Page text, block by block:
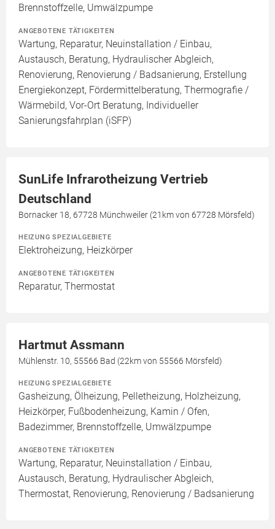
Brennstoffzelle, Umwälzpumpe
ANGEBOTENE TÄTIGKEITEN
Wartung, Reparatur, Neuinstallation / Einbau,
Austausch, Beratung, Hydraulischer Abgleich,
Renovierung, Renovierung / Badsanierung, Erstellung
Energiekonzept, Fördermittelberatung, Thermografie /
Wärmebild, Vor-Ort Beratung, Individueller
Sanierungsfahrplan (iSFP)
SunLife Infrarotheizung Vertrieb
Deutschland
Bornacker 18, 67728 Münchweiler (21km von 67728 Mörsfeld)
HEIZUNG SPEZIALGEBIETE
Elektroheizung, Heizkörper
ANGEBOTENE TÄTIGKEITEN
Reparatur, Thermostat
Hartmut Assmann
Mühlenstr. 10, 55566 Bad (22km von 55566 Mörsfeld)
HEIZUNG SPEZIALGEBIETE
Gasheizung, Ölheizung, Pelletheizung, Holzheizung,
Heizkörper, Fußbodenheizung, Kamin / Ofen,
Badezimmer, Brennstoffzelle, Umwälzpumpe
ANGEBOTENE TÄTIGKEITEN
Wartung, Reparatur, Neuinstallation / Einbau,
Austausch, Beratung, Hydraulischer Abgleich,
Thermostat, Renovierung, Renovierung / Badsanierung